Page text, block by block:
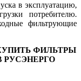
в эксплуатацию,
потребителю.
фильтрующие
ФИЛЬТРЫ
РУСЭНЕРГО